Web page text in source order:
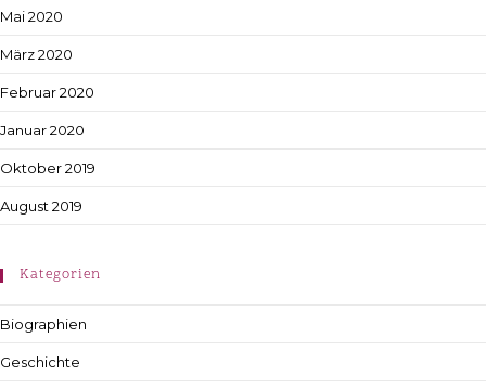
Mai 2020
März 2020
Februar 2020
Januar 2020
Oktober 2019
August 2019
Kategorien
Biographien
Geschichte